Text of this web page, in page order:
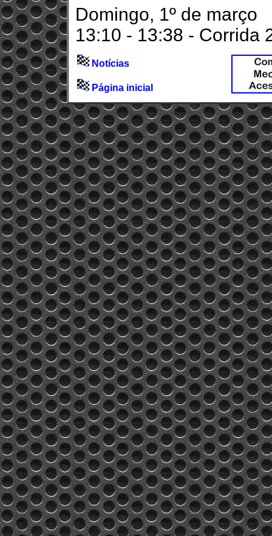
Domingo, 1º de março
13:10 - 13:38 - Corrida
Notícias
Página inicial